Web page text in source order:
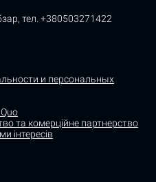
тел. +380503271422
и персональных
та комерційне партнерство
інтересів